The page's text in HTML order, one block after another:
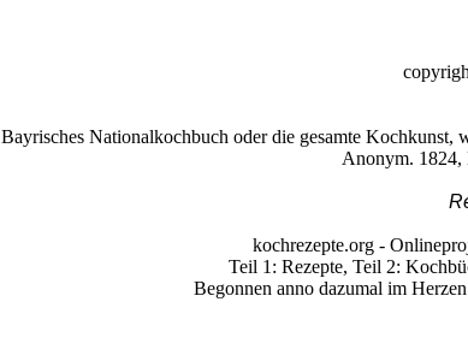
Bayrisches Nationalkochbuch oder die gesamte
Anonym. 1824,
kochrezepte.org -
Teil 1: Rezepte, Teil 2:
Begonnen anno dazumal im